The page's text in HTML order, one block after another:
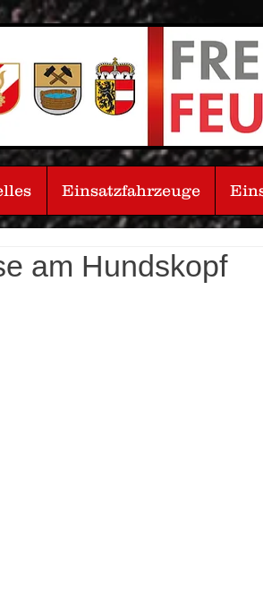
am Hundskopf
Einsatzfahrzeuge